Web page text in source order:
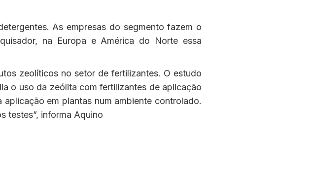
As empresas do segmento fazem o
na Europa e América do Norte essa
zeolíticos no setor de fertilizantes. O estudo
o uso da zeólita com fertilizantes de aplicação
em plantas num ambiente controlado.
testes”, informa Aquino